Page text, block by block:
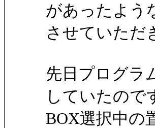
があったよう
させていただ
先日プログラ
していたので
BOX選択中の